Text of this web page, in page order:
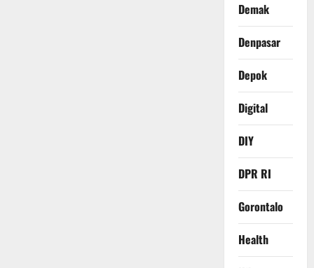
Demak
Denpasar
Depok
Digital
DIY
DPR RI
Gorontalo
Health